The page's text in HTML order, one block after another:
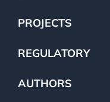
PROJECTS
REGULATORY
AUTHORS